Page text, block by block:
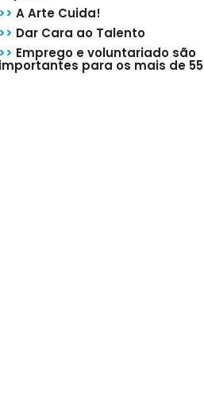
>> A Arte Cuida!
>> Dar Cara ao Talento
>> Emprego e voluntariado são
importantes para os mais de 55